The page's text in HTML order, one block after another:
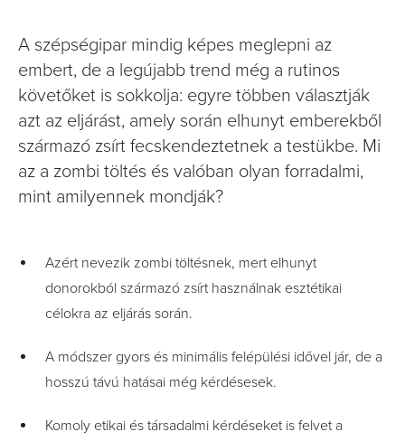
A szépségipar mindig képes meglepni az
embert, de a legújabb trend még a rutinos
követőket is sokkolja: egyre többen választják
azt az eljárást, amely során elhunyt emberekből
származó zsírt fecskendeztetnek a testükbe. Mi
az a zombi töltés és valóban olyan forradalmi,
mint amilyennek mondják?
Azért nevezik zombi töltésnek, mert elhunyt
donorokból származó zsírt használnak esztétikai
célokra az eljárás során.
A módszer gyors és minimális felépülési idővel jár, de a
hosszú távú hatásai még kérdésesek.
Komoly etikai és társadalmi kérdéseket is felvet a